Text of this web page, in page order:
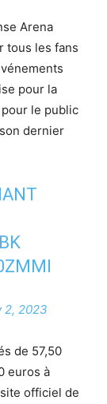
Arena
tous les fans
pour la
pour le public
dernier
2, 2023
de 57,50
euros à
officiel de